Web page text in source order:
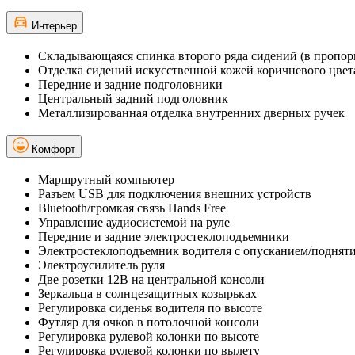
Интерьер
Складывающаяся спинка второго ряда сидений (в
Отделка сидений искусственной кожей коричневого
Передние и задние подголовники
Центральный задний подголовник
Металлизированная отделка внутренних дверных ручек
Комфорт
Маршрутный компьютер
Разъем USB для подключения внешних устройств
Bluetooth/громкая связь Hands Free
Управление аудиосистемой на руле
Передние и задние электростеклоподъемники
Электростеклоподъемник водителя с опусканием/
Электроусилитель руля
Две розетки 12В на центральной консоли
Зеркальца в солнцезащитных козырьках
Регулировка сиденья водителя по высоте
Футляр для очков в потолочной консоли
Регулировка рулевой колонки по высоте
Регулировка рулевой колонки по вылету